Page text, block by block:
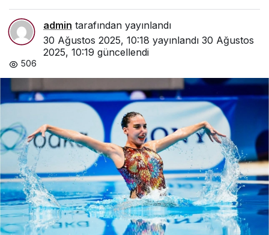
admin tarafından yayınlandı
30 Ağustos 2025, 10:18 yayınlandı 30 Ağustos
2025, 10:19 güncellendi
506